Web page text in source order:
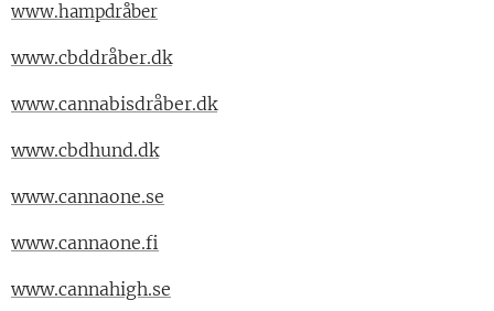
www.hampdråber
www.cbddråber.dk
www.cannabisdråber.dk
www.cbdhund.dk
www.cannaone.se
www.cannaone.fi
www.cannahigh.se